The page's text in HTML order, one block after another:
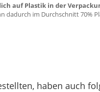
auf Plastik in der
dadurch im Durchschnitt 70%
haben auch